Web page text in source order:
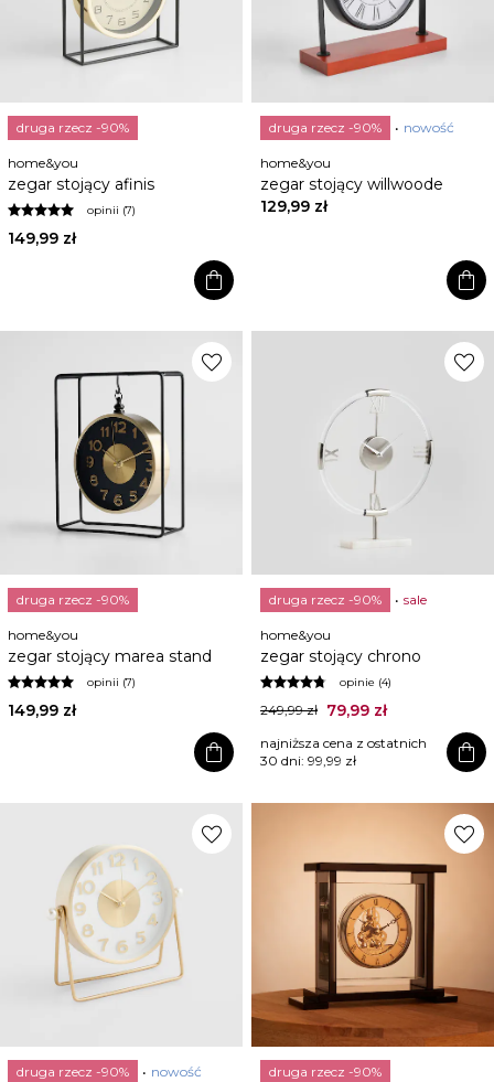
druga rzecz -90%
home&you
zegar stojący afinis
opinii (7)
149,99 zł
shopping_bag
druga rzecz -90% nowość
home&you
zegar stojący willwoode
129,99 zł
shopping_bag
favorite
druga rzecz -90%
home&you
zegar stojący marea stand
opinii (7)
149,99 zł
shopping_bag
favorite
druga rzecz -90% sale
home&you
zegar stojący chrono
opinie (4)
249,99 zł 79,99 zł
najniższa cena z ostatnich
30 dni: 99,99 zł shopping_bag
favorite
druga rzecz -90% nowość
favorite
druga rzecz -90%